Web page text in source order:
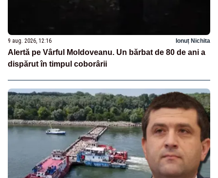
9 aug. 2026, 12:16 Ionuț Nichita
Alertă pe Vârful Moldoveanu. Un bărbat de 80 de ani a
dispărut în timpul coborârii